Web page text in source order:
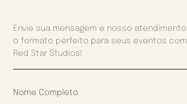
Envie sua mensagem e nosso
o formato perfeito para seus eventos com
Red Star Studios!
Nome Completo